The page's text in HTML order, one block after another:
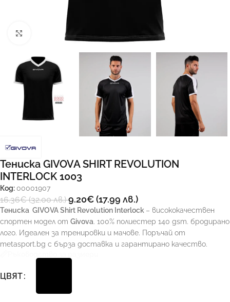
Тениска GIVOVA SHIRT REVOLUTION
INTERLOCK 1003
Код: 00001907
16.36€(32.00 лв.)9.20€(17.99 лв.)
Тениска GIVOVA Shirt Revolution Interlock – висококачествен
спортен модел от Givova. 100% полиестер 140 gsm. бродирано
лого. Идеален за тренировки и мачове. Поръчай от
metasport.bg с бърза доставка и гарантирано качество.
ЦВЯТ